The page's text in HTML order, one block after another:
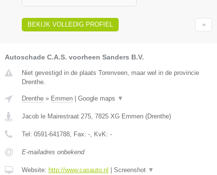
BEKIJK VOLLEDIG PROFIEL
Autoschade C.A.S. voorheen Sanders B.V.
Niet gevestigd in de plaats Torenveen, maar wel in de provincie
Drenthe.
Drenthe » Emmen Google maps ▼
Jacob le Mairestraat 275, 7825 XG Emmen (Drenthe)
Tel: 0591-641788, Fax: -, KvK: -
E-mailadres onbekend
Website: http://www.casauto.nl Screenshot ▼